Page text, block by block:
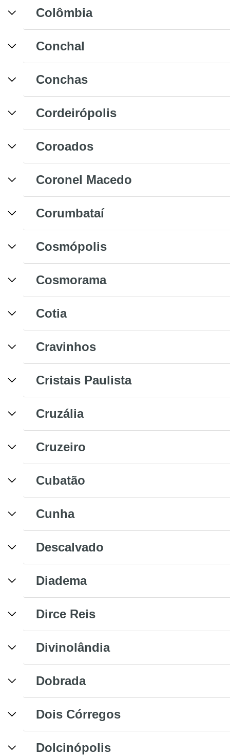
Colômbia
Conchal
Conchas
Cordeirópolis
Coroados
Coronel Macedo
Corumbataí
Cosmópolis
Cosmorama
Cotia
Cravinhos
Cristais Paulista
Cruzália
Cruzeiro
Cubatão
Cunha
Descalvado
Diadema
Dirce Reis
Divinolândia
Dobrada
Dois Córregos
Dolcinópolis